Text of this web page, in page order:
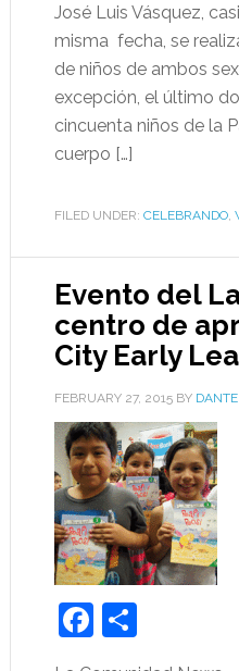
José Luis Vásquez,
misma fecha, se
de niños de ambos
excepción, el último
cincuenta niños de la
cuerpo […]
FILED UNDER: CELEBRANDO,
Evento del
centro de
City Early
FEBRUARY 27, 2015BY
Facebook
Share